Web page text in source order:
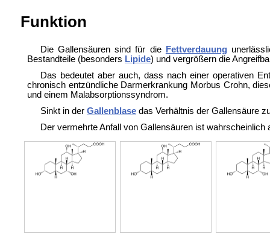
Funktion
Die Gallensäuren sind für die Fettverdauung
Bestandteile (besonders Lipide) und vergrößern die
Das bedeutet aber auch, dass nach einer operativen
chronisch entzündliche Darmerkrankung Morbus Crohn,
und einem Malabsorptionssyndrom.
Sinkt in der Gallenblasedas Verhältnis der Gallensäure
Der vermehrte Anfall von Gallensäuren ist